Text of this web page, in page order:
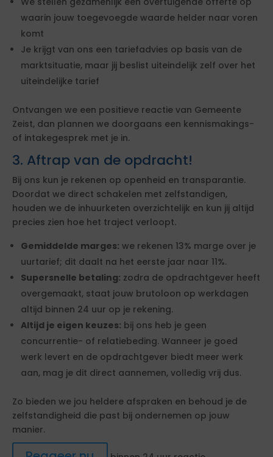
waarin jouw toegevoegde waarde helder naar voren
komt
Je krijgt van ons een tariefadvies op basis van de
marktsituatie, maar jij beslist uiteindelijk zelf over het
uiteindelijke tarief
Ontvangen we een positieve reactie van Gemeente
Zeist, dan plannen we doorgaans een kennismakings-
of intakegesprek met je in.
3. Aftrap van de opdracht!
Bij ons kun je rekenen op openheid en transparantie.
Doordat we direct schakelen met zelfstandigen,
houden we de inhuurketen overzichtelijk en kun jij altijd
precies zien hoe het traject verloopt.
Gemiddelde marges: we rekenen 13% marge over je
uurtarief; dit daalt na het eerste jaar naar 11%.
Supersnelle betaling: zodra de opdrachtgever heeft
overgemaakt, staat jouw brutoloon op werkdagen
altijd binnen 24 uur op je rekening.
Altijd je eigen keuzes: bij ons heb je geen
concurrentie- of relatiebeding. Wanneer je goed
werk levert en de opdrachtgever biedt meer werk
aan, mag je dit direct aannemen, volledig vrij dus.
Zo bieden we jou heldere afspraken en behoud je de
zelfstandigheid die past bij ondernemen op jouw
manier.